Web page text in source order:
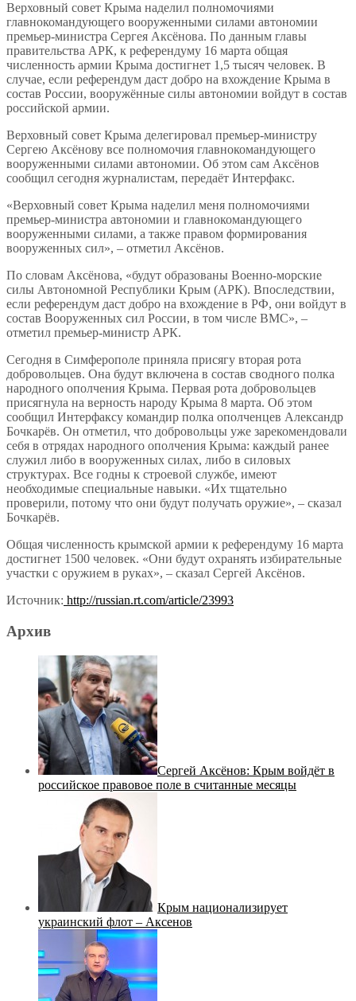
Верховный совет Крыма наделил полномочиями
главнокомандующего вооруженными силами автономии
премьер-министра Сергея Аксёнова. По данным главы
правительства АРК, к референдуму 16 марта общая
численность армии Крыма достигнет 1,5 тысяч человек. В
случае, если референдум даст добро на вхождение Крыма в
состав России, вооружённые силы автономии войдут в состав
российской армии.
Верховный совет Крыма делегировал премьер-министру
Сергею Аксёнову все полномочия главнокомандующего
вооруженными силами автономии. Об этом сам Аксёнов
сообщил сегодня журналистам, передаёт Интерфакс.
«Верховный совет Крыма наделил меня полномочиями
премьер-министра автономии и главнокомандующего
вооруженными силами, а также правом формирования
вооруженных сил», – отметил Аксёнов.
По словам Аксёнова, «будут образованы Военно-морские
силы Автономной Республики Крым (АРК). Впоследствии,
если референдум даст добро на вхождение в РФ, они войдут в
состав Вооруженных сил России, в том числе ВМС», –
отметил премьер-министр АРК.
Сегодня в Симферополе приняла присягу вторая рота
добровольцев. Она будут включена в состав сводного полка
народного ополчения Крыма. Первая рота добровольцев
присягнула на верность народу Крыма 8 марта. Об этом
сообщил Интерфаксу командир полка ополченцев Александр
Бочкарёв. Он отметил, что добровольцы уже зарекомендовали
себя в отрядах народного ополчения Крыма: каждый ранее
служил либо в вооруженных силах, либо в силовых
структурах. Все годны к строевой службе, имеют
необходимые специальные навыки. «Их тщательно
проверили, потому что они будут получать оружие», – сказал
Бочкарёв.
Общая численность крымской армии к референдуму 16 марта
достигнет 1500 человек. «Они будут охранять избирательные
участки с оружием в руках», – сказал Сергей Аксёнов.
Источник: http://russian.rt.com/article/23993
Архив
Сергей Аксёнов: Крым войдёт в
российское правовое поле в считанные месяцы
Крым национализирует
украинский флот – Аксенов